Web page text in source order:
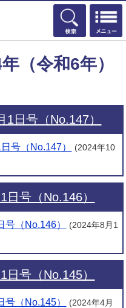
検索
（令和6年）
日号（No.147）
号（No.147）
(2024年10
号（No.146）
（No.146）
(2024年8月1
号（No.145）
（No.145）
(2024年4月